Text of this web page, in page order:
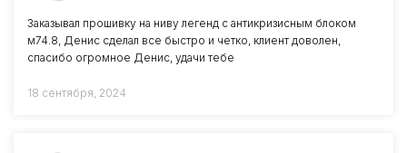
Заказывал прошивку на ниву легенд с антикризисным блоком
м74.8, Денис сделал все быстро и четко, клиент доволен,
спасибо огромное Денис, удачи тебе
18 сентября, 2024